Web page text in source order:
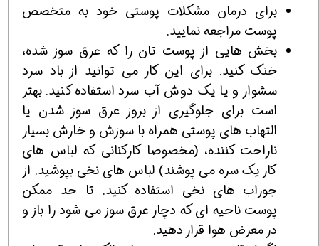
برای درمان مشکلات پوستی خود به متخصص
پوست مراجعه نمایید.
بخش هایی از پوست تان را که عرق سوز شده،
خنک کنید. برای این کار می توانید از باد سرد
سشوار و یا یک دوش آب سرد استفاده کنید. بهتر
است برای جلوگیری از بروز عرق سوز شدن یا
التهاب های پوستی همراه با سوزش و خارش بسیار
ناراحت کننده، (مخصوصا کارکنانی که لباس های
کار یک سره می پوشند) لباس های نخی بپوشید. از
جوراب های نخی استفاده کنید. تا حد ممکن
پوست ناحیه ای که دچار عرق سوز می شود را باز و
در معرض هوا قرار دهید.